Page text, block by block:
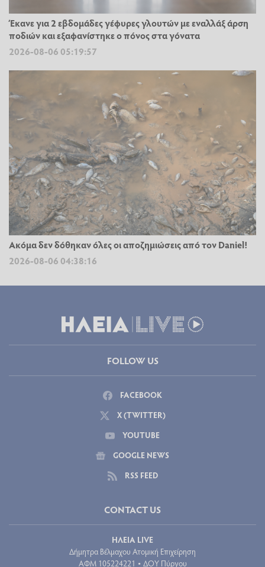
Έκανε για 2 εβδομάδες γέφυρες γλουτών με εναλλάξ άρση
ποδιών και εξαφανίστηκε ο πόνος στα γόνατα
2026-08-06 05:19:57
Ακόμα δεν δόθηκαν όλες οι αποζημιώσεις από τον Daniel!
2026-08-06 04:38:16
FOLLOW US
FACEBOOK
X (TWITTER)
YOUTUBE
GOOGLE NEWS
RSS FEED
CONTACT US
ΗΛΕΙΑ LIVE
Δήμητρα Βέλμαχου Ατομική Επιχείρηση
ΑΦΜ 105224221 • ΔΟΥ Πύργου